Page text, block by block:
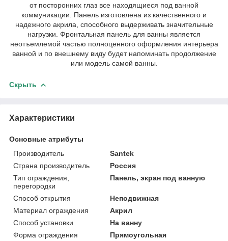
от посторонних глаз все находящиеся под ванной
коммуникации. Панель изготовлена из качественного и
надежного акрила, способного выдерживать значительные
нагрузки. Фронтальная панель для ванны является
неотъемлемой частью полноценного оформления интерьера
ванной и по внешнему виду будет напоминать продолжение
или модель самой ванны.
Скрыть
Характеристики
Основные атрибуты
Производитель
Santek
Страна производитель
Россия
Тип ограждения,
перегородки
Панель, экран под ванную
Способ открытия
Неподвижная
Материал ограждения
Акрил
Способ установки
На ванну
Форма ограждения
Прямоугольная